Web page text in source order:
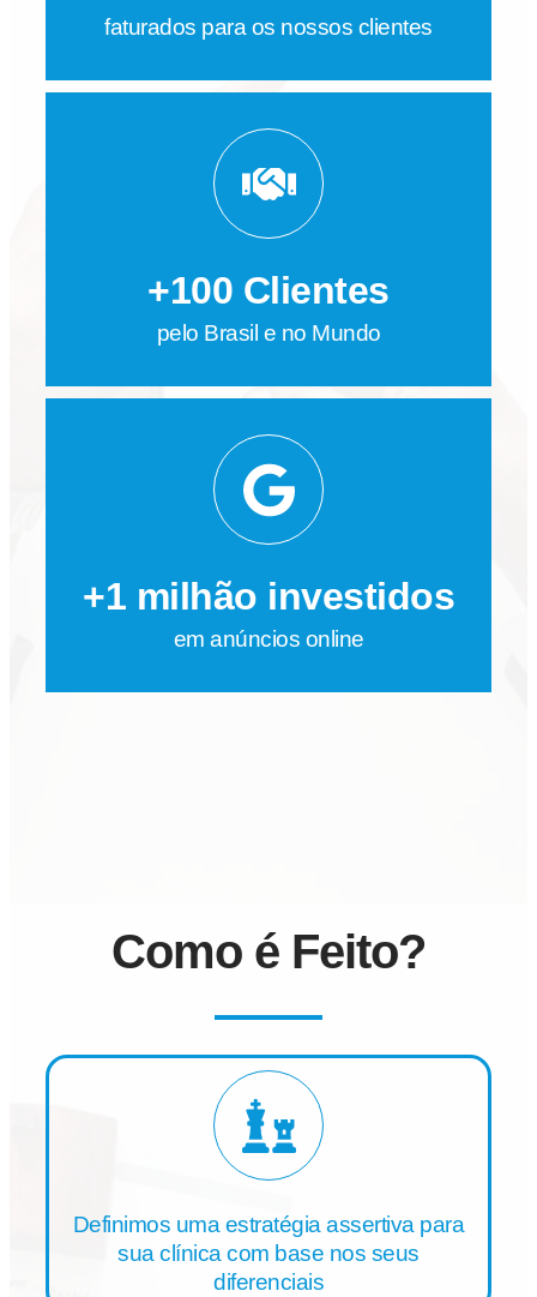
faturados para os nossos clientes
+100 Clientes
pelo Brasil e no Mundo
+1 milhão investidos
em anúncios online
Como é Feito?
Definimos uma estratégia assertiva para
sua clínica com base nos seus
diferenciais